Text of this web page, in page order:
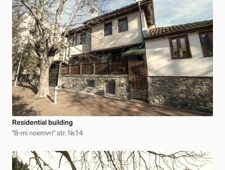
Residential building
"8-mi noemvri" str. №14